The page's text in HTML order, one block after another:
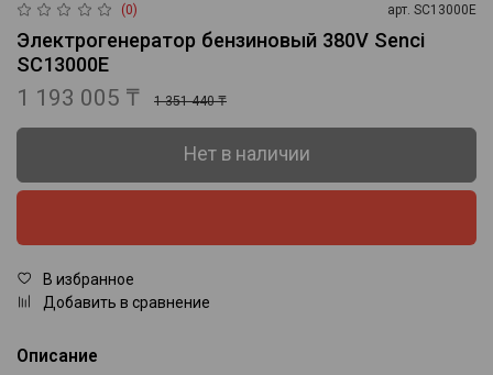
(0) арт. SC13000E
Электрогенератор бензиновый 380V Senci
SC13000E
1 193 005 ₸ 1 351 440 ₸
Нет в наличии
В избранное
Добавить в сравнение
Описание